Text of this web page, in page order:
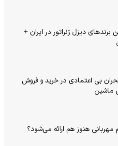
برندهای دیزل ژنراتور در ایران +
بی‌ اعتمادی در خرید و فروش
ماشین
مهربانی هنوز هم ارائه می‌شود؟